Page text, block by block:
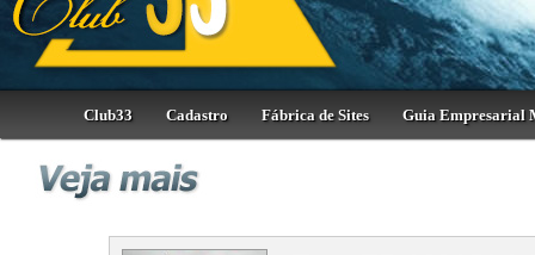
Club33 Cadastro Fábrica de Sites Guia Empresarial